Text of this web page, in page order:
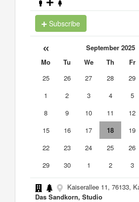
Subscribe
« September 2025
Mo Tu We Th Fr
25
26 27 28 29
1
2 3 4 5
8
9 10 11 12
15
16 17 18 19
22
23 24 25 26
29
30 1 2 3
Kaiserallee 11, 76133,
Das Sandkorn, Studio